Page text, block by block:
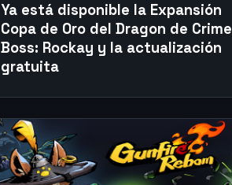
Ya está disponible la Expansión
Copa de Oro del Dragon de Crime
Boss: Rockay y la actualización
gratuita